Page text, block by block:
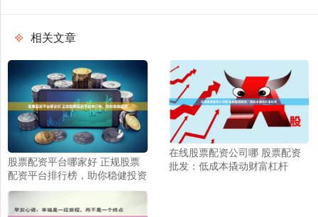
相关文章
股票配资平台哪家好 正规股票
配资平台排行榜，助你稳健投资
在线股票配资公司哪 股票配资
批发：低成本撬动财富杠杆